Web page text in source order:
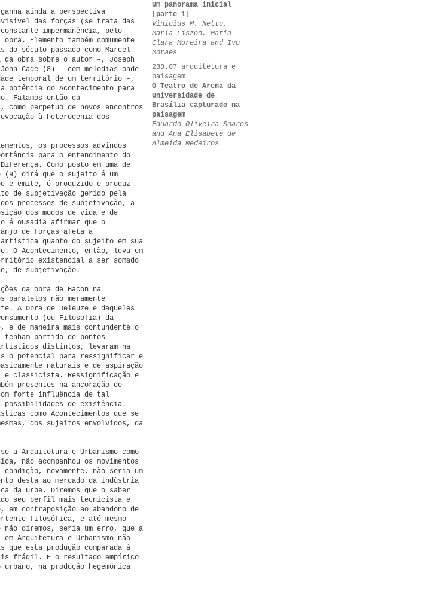
ainda a perspectiva
das forças (se trata das
impermanência, pelo
Elemento também comumente
século passado como Marcel
da obra sobre o autor –, Joseph
Cage (8) – com melodias onde
temporal de um território –,
potência do Acontecimento para
Falamos então da
perpetuo de novos encontros
à heterogenia dos
os processos advindos
para o entendimento do
Como posto em uma de
(9) dirá que o sujeito é um
e emite, é produzido e produz
de subjetivação gerido pela
processos de subjetivação, a
dos modos de vida e de
é ousadia afirmar que o
de forças afeta a
quanto do sujeito em sua
O Acontecimento, então, leva em
existencial a ser somado
de subjetivação.
da obra de Bacon na
paralelos não meramente
A Obra de Deleuze e daqueles
(ou Filosofia) da
e de maneira mais contundente o
partido de pontos
artísticos distintos, levaram na
o potencial para ressignificar e
naturais e de aspiração
e classicista. Ressignificação e
presentes na ancoração de
forte influência de tal
de existência.
como Acontecimentos que se
dos sujeitos envolvidos, da
a Arquitetura e Urbanismo como
não acompanhou os movimentos
novamente, não seria um
desta ao mercado da indústria
da urbe. Diremos que o saber
seu perfil mais tecnicista e
contraposição ao abandono de
filosófica, e até mesmo
diremos, seria um erro, que a
Arquitetura e Urbanismo não
que esta produção comparada à
frágil. E o resultado empírico
na produção hegemônica
Um panorama inicial
[parte 1]
Vinicius M. Netto,
Maria Fiszon, Maria
Clara Moreira and Ivo
Moraes
238.07 arquitetura e
paisagem
O Teatro de Arena da
Universidade de
Brasília capturado na
paisagem
Eduardo Oliveira Soares
and Ana Elisabete de
Almeida Medeiros